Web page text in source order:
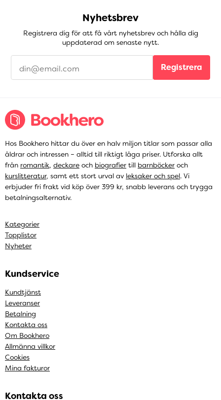
Nyhetsbrev
Registrera dig för att få vårt nyhetsbrev och hålla dig
uppdaterad om senaste nytt.
Registrera
Hos Bookhero hittar du över en halv miljon titlar som passar alla
åldrar och intressen – alltid till riktigt låga priser. Utforska allt
från romantik, deckare och biografier till barnböcker och
kurslitteratur, samt ett stort urval av leksaker och spel. Vi
erbjuder fri frakt vid köp över 399 kr, snabb leverans och trygga
betalningsalternativ.
Kategorier
Topplistor
Nyheter
Kundservice
Kundtjänst
Leveranser
Betalning
Kontakta oss
Om Bookhero
Allmänna villkor
Cookies
Mina fakturor
Kontakta oss